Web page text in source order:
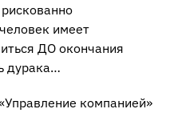
имеет
ДО окончания
дурака…
компанией»